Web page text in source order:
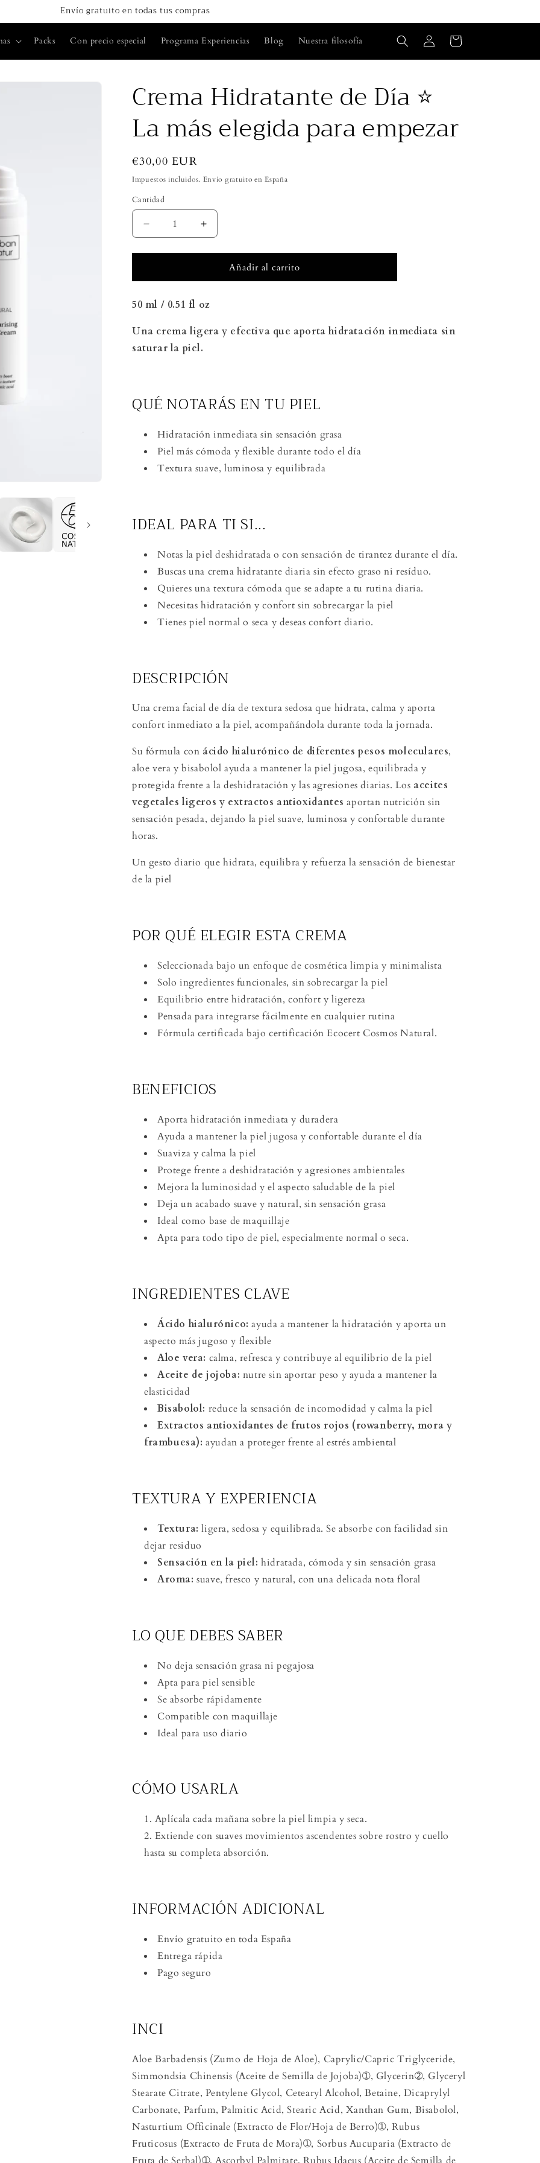
Envío gratuito en todas tus compras
Packs Con precio especial Programa Experiencias Blog Nuestra filosofía
Iniciar
sesión
Carrito
Crema Hidratante de Día ⭐
La más elegida para empezar
Precio
habitual
€30,00 EUR
Impuestos incluidos. Envío gratuito en España
Cantidad
Cantidad
Reducir
cantidad
para
Hidratante
Día
La
más
Aumentar
cantidad
para
Crema
Hidratante
Día
La
Añadir al carrito
50 ml / 0.51 fl oz
Una crema ligera y efectiva que aporta hidratación inmediata sin
saturar la piel.
QUÉ NOTARÁS EN TU PIEL
Hidratación inmediata sin sensación grasa
Piel más cómoda y flexible durante todo el día
Textura suave, luminosa y equilibrada
IDEAL PARA TI SI...
Notas la piel deshidratada o con sensación de tirantez durante el día.
Buscas una crema hidratante diaria sin efecto graso ni resíduo.
Quieres una textura cómoda que se adapte a tu rutina diaria.
Necesitas hidratación y confort sin sobrecargar la piel
Tienes piel normal o seca y deseas confort diario.
DESCRIPCIÓN
Una crema facial de día de textura sedosa que hidrata, calma y aporta
confort inmediato a la piel, acompañándola durante toda la jornada.
Su fórmula con ácido hialurónico de diferentes pesos moleculares,
aloe vera y bisabolol ayuda a mantener la piel jugosa, equilibrada y
protegida frente a la deshidratación y las agresiones diarias. Los aceites
vegetales ligeros y extractos antioxidantes aportan nutrición sin
sensación pesada, dejando la piel suave, luminosa y confortable durante
horas.
Un gesto diario que hidrata, equilibra y refuerza la sensación de bienestar
de la piel
POR QUÉ ELEGIR ESTA CREMA
Seleccionada bajo un enfoque de cosmética limpia y minimalista
Solo ingredientes funcionales, sin sobrecargar la piel
Equilibrio entre hidratación, confort y ligereza
Pensada para integrarse fácilmente en cualquier rutina
Fórmula certificada bajo certificación Ecocert Cosmos Natural.
BENEFICIOS
Aporta hidratación inmediata y duradera
Ayuda a mantener la piel jugosa y confortable durante el día
Suaviza y calma la piel
Protege frente a deshidratación y agresiones ambientales
Mejora la luminosidad y el aspecto saludable de la piel
Deja un acabado suave y natural, sin sensación grasa
Ideal como base de maquillaje
Apta para todo tipo de piel, especialmente normal o seca.
INGREDIENTES CLAVE
Ácido hialurónico: ayuda a mantener la hidratación y aporta un
aspecto más jugoso y flexible
Aloe vera: calma, refresca y contribuye al equilibrio de la piel
Aceite de jojoba: nutre sin aportar peso y ayuda a mantener la
elasticidad
Bisabolol: reduce la sensación de incomodidad y calma la piel
Extractos antioxidantes de frutos rojos (rowanberry, mora y
frambuesa): ayudan a proteger frente al estrés ambiental
TEXTURA Y EXPERIENCIA
Textura: ligera, sedosa y equilibrada. Se absorbe con facilidad sin
dejar residuo
Sensación en la piel: hidratada, cómoda y sin sensación grasa
Aroma: suave, fresco y natural, con una delicada nota floral
LO QUE DEBES SABER
No deja sensación grasa ni pegajosa
Apta para piel sensible
Se absorbe rápidamente
Compatible con maquillaje
Ideal para uso diario
CÓMO USARLA
Aplícala cada mañana sobre la piel limpia y seca.
Extiende con suaves movimientos ascendentes sobre rostro y cuello
hasta su completa absorción.
INFORMACIÓN ADICIONAL
Envío gratuito en toda España
Entrega rápida
Pago seguro
INCI
Aloe Barbadensis (Zumo de Hoja de Aloe), Caprylic/Capric Triglyceride,
Simmondsia Chinensis (Aceite de Semilla de Jojoba)➀, Glycerin➁, Glyceryl
Stearate Citrate, Pentylene Glycol, Cetearyl Alcohol, Betaine, Dicaprylyl
Carbonate, Parfum, Palmitic Acid, Stearic Acid, Xanthan Gum, Bisabolol,
Nasturtium Officinale (Extracto de Flor/Hoja de Berro)➀, Rubus
Fruticosus (Extracto de Fruta de Mora)➀, Sorbus Aucuparia (Extracto de